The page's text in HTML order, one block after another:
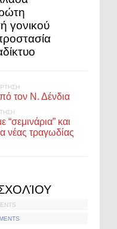
γονικού
τον Ν. Δένδια
και
νέας τραγωδίας